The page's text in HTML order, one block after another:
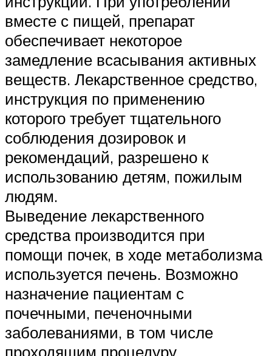
вместе с пищей, препарат
обеспечивает некоторое
замедление всасывания активных
веществ. Лекарственное средство,
инструкция по применению
которого требует тщательного
соблюдения дозировок и
рекомендаций, разрешено к
использованию детям, пожилым
людям.
Выведение лекарственного
средства производится при
помощи почек, в ходе метаболизма
используется печень. Возможно
назначение пациентам с
почечными, печеночными
заболеваниями, в том числе
проходящим процедуру